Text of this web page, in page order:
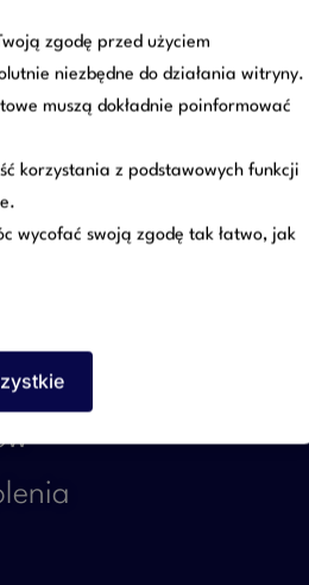
każdej
cały
miasta lub
zgodę przed użyciem
niezbędne do działania witryny.
muszą dokładnie poinformować
korzystania z podstawowych funkcji
wycofać swoją zgodę tak łatwo, jak